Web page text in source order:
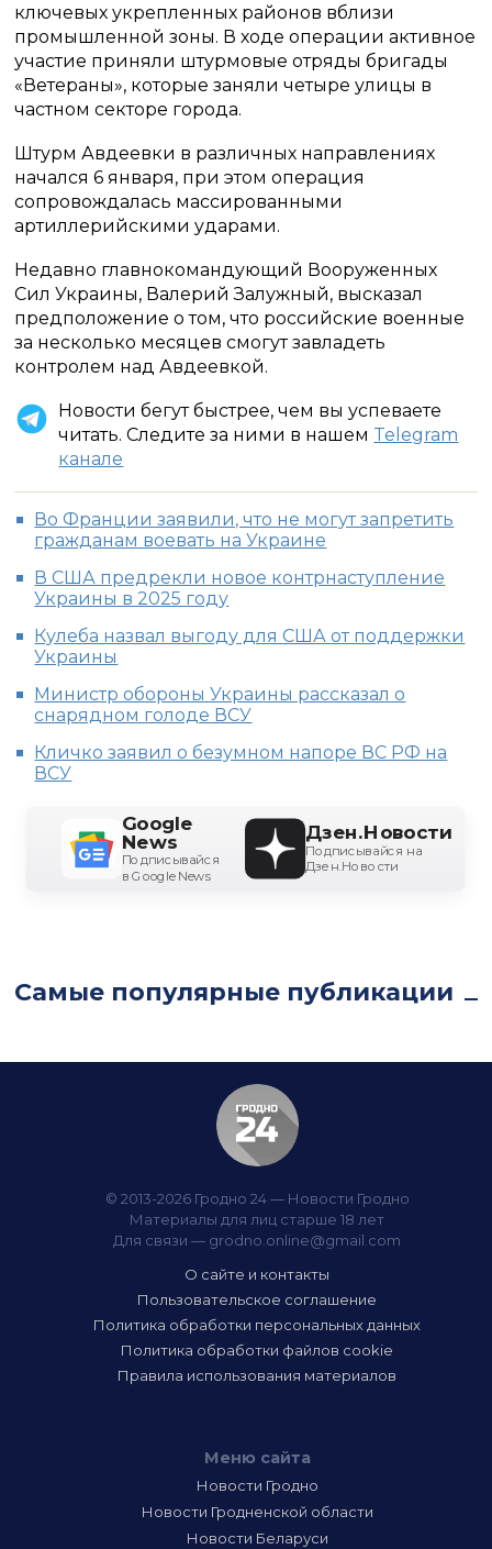
ключевых укрепленных районов вблизи
промышленной зоны. В ходе операции активное
участие приняли штурмовые отряды бригады
«Ветераны», которые заняли четыре улицы в
частном секторе города.
Штурм Авдеевки в различных направлениях
начался 6 января, при этом операция
сопровождалась массированными
артиллерийскими ударами.
Недавно главнокомандующий Вооруженных
Сил Украины, Валерий Залужный, высказал
предположение о том, что российские военные
за несколько месяцев смогут завладеть
контролем над Авдеевкой.
Новости бегут быстрее, чем вы успеваете
читать. Следите за ними в нашем Telegram
канале
Во Франции заявили, что не могут запретить
гражданам воевать на Украине
В США предрекли новое контрнаступление
Украины в 2025 году
Кулеба назвал выгоду для США от поддержки
Украины
Министр обороны Украины рассказал о
снарядном голоде ВСУ
Кличко заявил о безумном напоре ВС РФ на
ВСУ
Google
News
Подписывайся
в Google News
Дзен.Новости
Подписывайся на
Дзен.Новости
Самые популярные публикации
© 2013-2026 Гродно 24 — Новости Гродно
Материалы для лиц старше 18 лет
Для связи — grodno.online@gmail.com
О сайте и контакты
Пользовательское соглашение
Политика обработки персональных данных
Политика обработки файлов cookie
Правила использования материалов
Меню сайта
Новости Гродно
Новости Гродненской области
Новости Беларуси